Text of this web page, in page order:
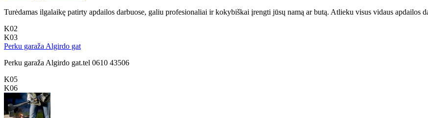
Turėdamas ilgalaikę patirty apdailos darbuose, galiu profesionaliai ir kokybiškai įrengti jūsų namą ar butą. Atlieku visus vidaus apdailos
K02
K03
Perku garaža Algirdo gat
Perku garaža Algirdo gat.tel 0610 43506
K05
K06